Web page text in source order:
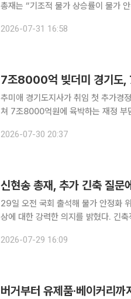
총재는 “기조적 물가 상승률이 물가
찬성 다수로 결정했다. 정책위원 9명
2026-07-31 16:58
7조8000억 빚더미 경기도,
추미애 경기도지사가 취임 첫 추가경
쳐 7조8000억원에 육박하는 재정 부
면, 경기도는 최근 '2026년도 제2회
2026-07-30 20:37
신현송 총재, 추가 긴축 질문
29일 오전 국회 출석해 물가 안정화 위한 긴축 강조 신현송 한국은행 총
상에 대한 강력한 의지를 밝혔다. 긴
한 두 차례 추가 인상이 가능하느냐는
2026-07-29 16:09
버거부터 유제품·베이커리